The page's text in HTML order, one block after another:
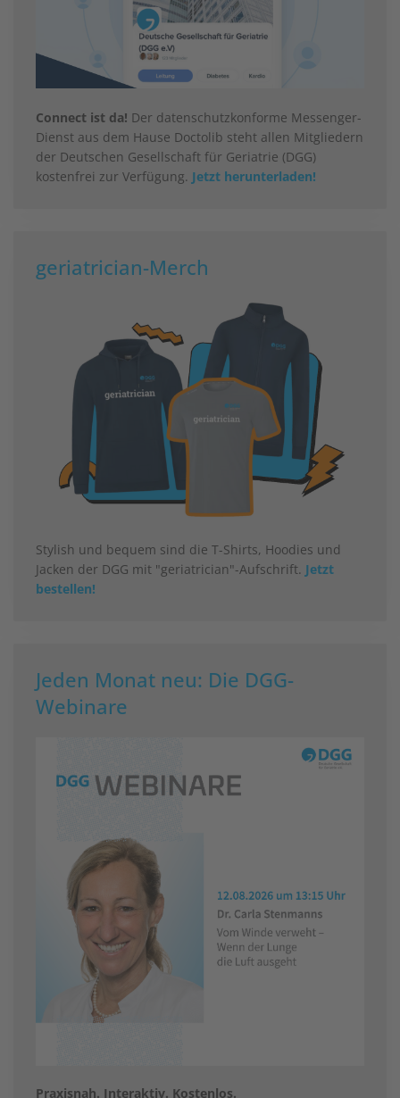
Connect ist da! Der datenschutzkonforme Messenger-
Dienst aus dem Hause Doctolib steht allen Mitgliedern
der Deutschen Gesellschaft für Geriatrie (DGG)
kostenfrei zur Verfügung. Jetzt herunterladen!
geriatrician-Merch
Stylish und bequem sind die T-Shirts, Hoodies und
Jacken der DGG mit "geriatrician"-Aufschrift. Jetzt
bestellen!
Jeden Monat neu: Die DGG-
Webinare
Praxisnah. Interaktiv. Kostenlos.